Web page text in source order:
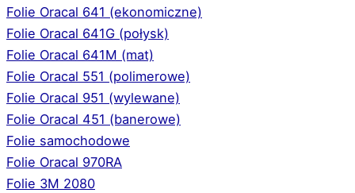
Folie Oracal 641 (ekonomiczne)
Folie Oracal 641G (połysk)
Folie Oracal 641M (mat)
Folie Oracal 551 (polimerowe)
Folie Oracal 951 (wylewane)
Folie Oracal 451 (banerowe)
Folie samochodowe
Folie Oracal 970RA
Folie 3M 2080